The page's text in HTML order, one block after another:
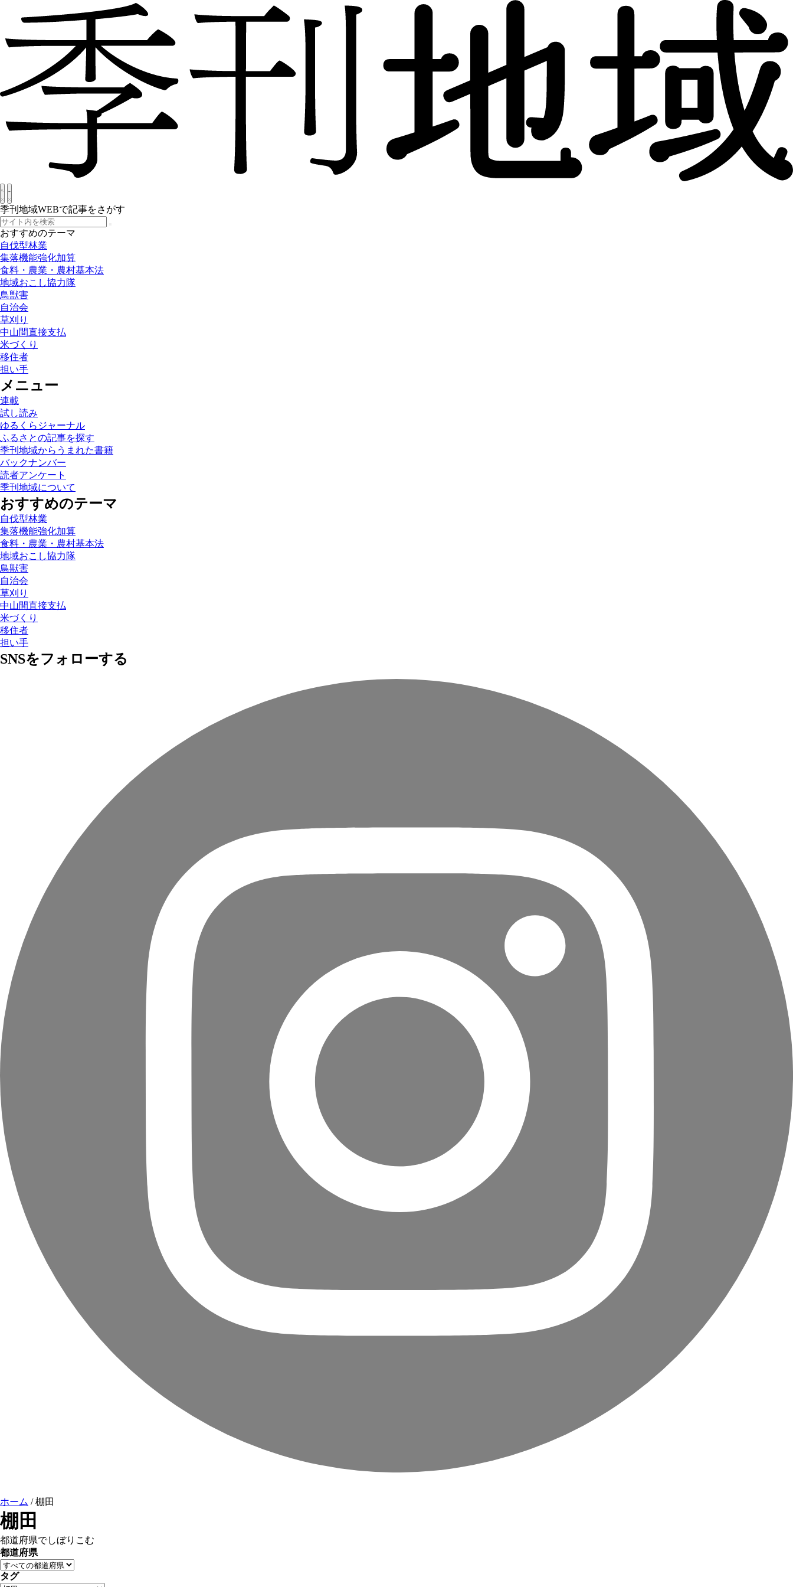
季刊地域WEBで記事をさがす
おすすめのテーマ
自伐型林業
集落機能強化加算
食料・農業・農村基本法
地域おこし協力隊
鳥獣害
自治会
草刈り
中山間直接支払
米づくり
移住者
担い手
メニュー
連載
試し読み
ゆるくらジャーナル
ふるさとの記事を探す
季刊地域からうまれた書籍
バックナンバー
読者アンケート
季刊地域について
おすすめのテーマ
自伐型林業
集落機能強化加算
食料・農業・農村基本法
地域おこし協力隊
鳥獣害
自治会
草刈り
中山間直接支払
米づくり
移住者
担い手
SNSをフォローする
ホーム /棚田
棚田
都道府県でしぼりこむ
都道府県
タグ